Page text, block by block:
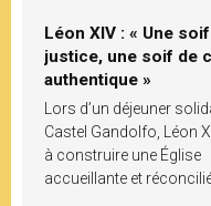
Léon XIV : « Une
justice, une soif de
authentique »
Lors d’un déjeuner
Castel Gandolfo, Léon
à construire une Église
accueillante et